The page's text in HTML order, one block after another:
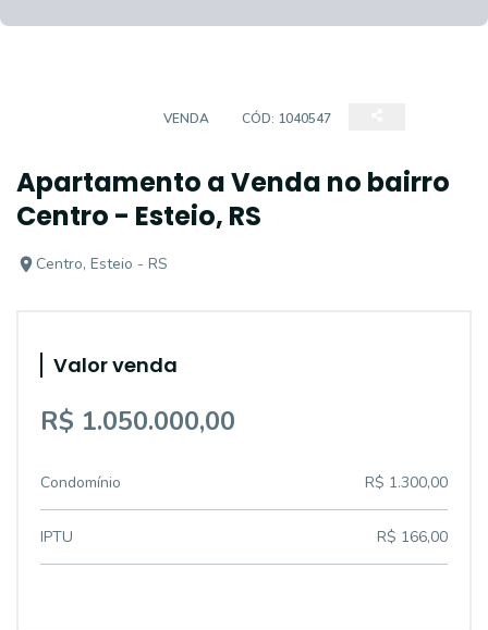
VENDA CÓD: 1040547
Apartamento a Venda no bairro
Centro - Esteio, RS
Centro, Esteio - RS
Valor venda
R$ 1.050.000,00
Condomínio R$ 1.300,00
IPTU R$ 166,00